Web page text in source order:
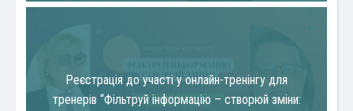
Реєстрація до участі у онлайн-тренінгу для
тренерів “Фільтруй інформацію – створюй зміни: